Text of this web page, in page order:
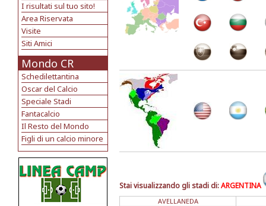
I risultati sul tuo sito!
Area Riservata
Visite
Siti Amici
Mondo CR
Schedilettantina
Oscar del Calcio
Speciale Stadi
Fantacalcio
Il Resto del Mondo
Figli di un calcio minore
Stai visualizzando gli stadi di:ARGENTINA
AVELLANEDA